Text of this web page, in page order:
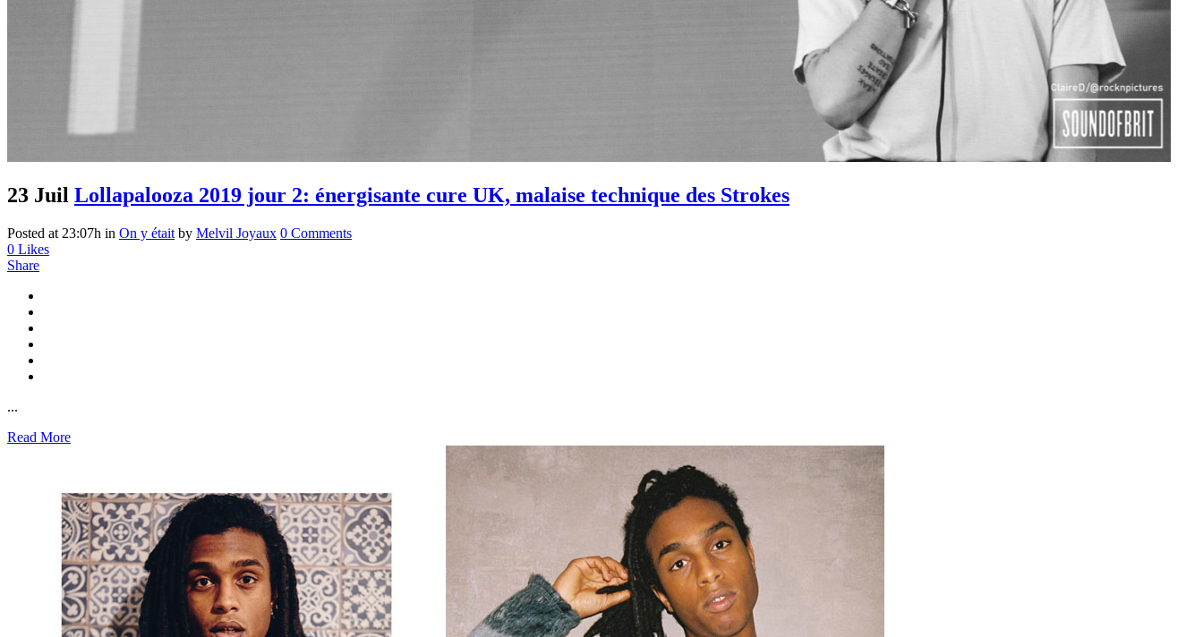
23 Juil Lollapalooza 2019 jour 2: énergisante cure UK, malaise technique des Strokes
Posted at 23:07h in On y était by Melvil Joyaux 0 Comments
0 Likes
Share
...
Read More